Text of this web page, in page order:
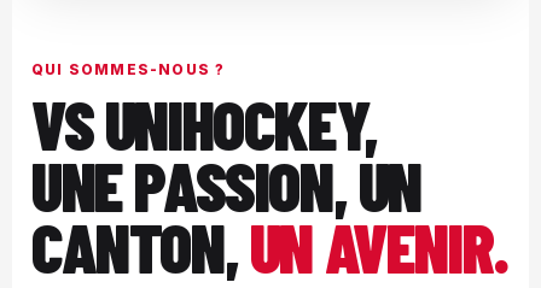
QUI SOMMES-NOUS ?
VS UNIHOCKEY,
UNE PASSION, UN
CANTON,UN AVENIR.